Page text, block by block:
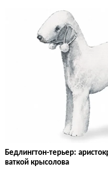
Бедлингтон-терьер:
ваткой крысолова